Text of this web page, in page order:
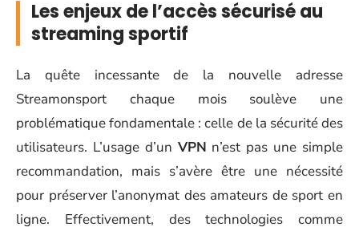
Les enjeux de l’accès sécurisé au
streaming sportif
La quête incessante de la nouvelle adresse
Streamonsport chaque mois soulève une
problématique fondamentale : celle de la sécurité des
utilisateurs. L’usage d’un VPN n’est pas une simple
recommandation, mais s’avère être une nécessité
pour préserver l’anonymat des amateurs de sport en
ligne. Effectivement, des technologies comme